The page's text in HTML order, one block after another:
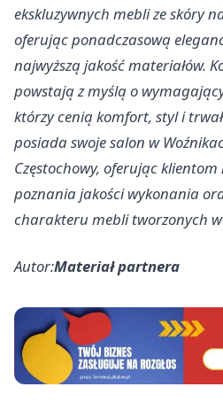
ekskluzywnych mebli ze skóry
oferując ponadczasową
najwyższą jakość materiałów.
powstają z myślą o
którzy cenią komfort, styl i
posiada swoje salon w
Częstochowy, oferując
poznania jakości wykonania
charakteru mebli tworzonych w
Autor:Materiał partnera